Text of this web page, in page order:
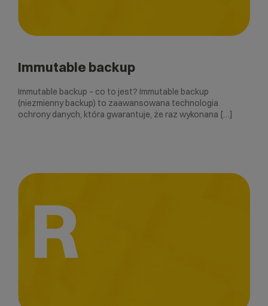
Immutable backup
Immutable backup – co to jest? Immutable backup
(niezmienny backup) to zaawansowana technologia
ochrony danych, która gwarantuje, że raz wykonana […]
R